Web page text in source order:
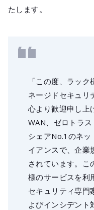
たします。
「この度、ラッ
ネージドセキュリ
心より歓迎申し上
WAN、ゼロトラ
シェアNo.1のネッ
イアンスで、企業
されています。
様のサービスを利
セキュリティ専門
よびインシデント